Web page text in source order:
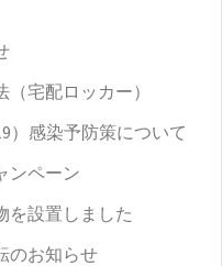
宅配ロッカー）
）感染予防策について
ンペーン
を設置しました
のお知らせ